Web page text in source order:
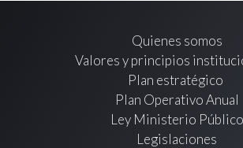
Quienes somos
Valores y principios
Plan estratégico
Plan Operativo Anual
Ley Ministerio Público
Legislaciones